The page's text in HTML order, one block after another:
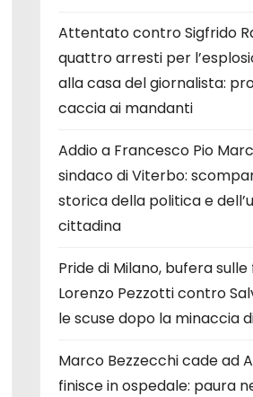
Attentato contro Sigfrido
quattro arresti per
alla casa del giornalista:
caccia ai mandanti
Addio a Francesco Pio
sindaco di Viterbo:
storica della politica e
cittadina
Pride di Milano, bufera sulle
Lorenzo Pezzotti contro
le scuse dopo la minaccia
Marco Bezzecchi cade ad
finisce in ospedale: paura